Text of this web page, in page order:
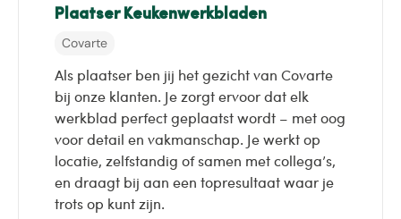
Plaatser Keukenwerkbladen
Covarte
Als plaatser ben jij het gezicht van Covarte
bij onze klanten. Je zorgt ervoor dat elk
werkblad perfect geplaatst wordt – met oog
voor detail en vakmanschap. Je werkt op
locatie, zelfstandig of samen met collega’s,
en draagt bij aan een topresultaat waar je
trots op kunt zijn.